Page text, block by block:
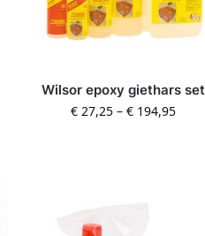
Wilsor epoxy giethars set
€27,25– €194,95